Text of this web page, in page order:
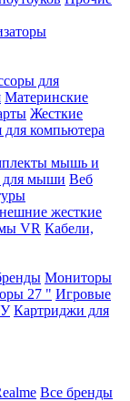
для
Материнские
Жесткие
компьютера
мышь и
для мыши Веб
жесткие
VR Кабели,
Мониторы
27 " Игровые
Картриджи для
Все бренды